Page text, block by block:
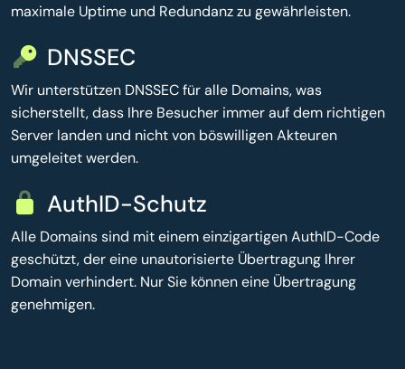
maximale Uptime und Redundanz zu gewährleisten.
DNSSEC
Wir unterstützen DNSSEC für alle Domains, was
sicherstellt, dass Ihre Besucher immer auf dem richtigen
Server landen und nicht von böswilligen Akteuren
umgeleitet werden.
AuthID-Schutz
Alle Domains sind mit einem einzigartigen AuthID-Code
geschützt, der eine unautorisierte Übertragung Ihrer
Domain verhindert. Nur Sie können eine Übertragung
genehmigen.